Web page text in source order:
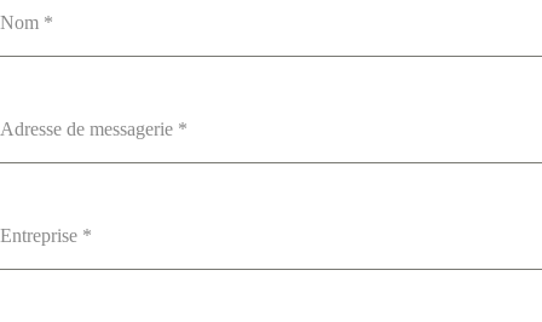
Nom *
Adresse de messagerie *
Entreprise *